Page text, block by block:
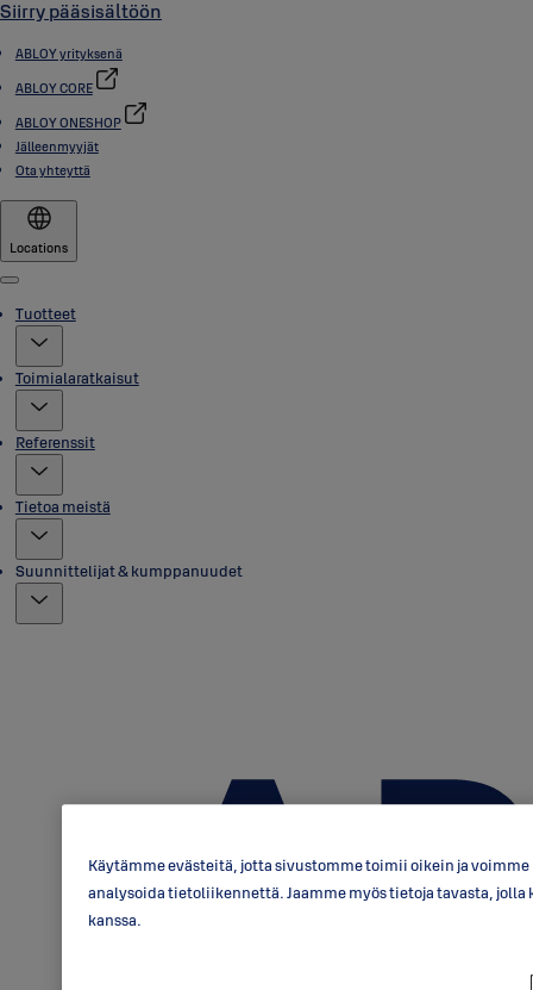
Siirry pääsisältöön
ABLOY yrityksenä
ABLOY CORE
ABLOY ONESHOP
Jälleenmyyjät
Ota yhteyttä
Locations
Menu
Tuotteet
Toimialaratkaisut
Referenssit
Tietoa meistä
Suunnittelijat & kumppanuudet
Käytämme evästeitä, jotta sivustomme toimii oikein ja
analysoida tietoliikennettä. Jaamme myös tietoja tavasta,
kanssa.